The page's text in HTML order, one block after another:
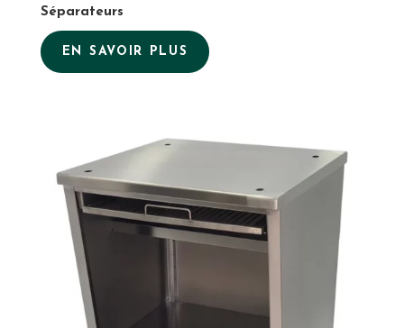
Séparateurs
EN SAVOIR PLUS